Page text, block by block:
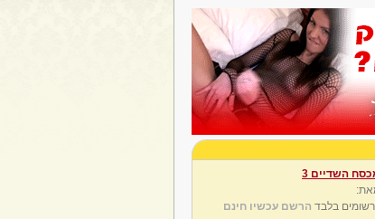
השדיים 3
בלבד הרשם עכשיו חינם